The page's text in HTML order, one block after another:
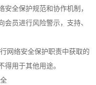
全保护规范和协作机制，
员进行风险警示，支持、
络安全保护职责中获取的
得用于其他用途。